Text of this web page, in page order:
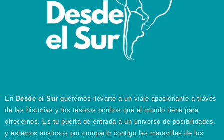
En Desde el Sur queremos llevarte a un viaje apasionante a través
de las historias y los tesoros ocultos que el mundo tiene para
ofrecernos. Es tu puerta de entrada a un universo de posibilidades,
y estamos ansiosos por compartir contigo las maravillas de los